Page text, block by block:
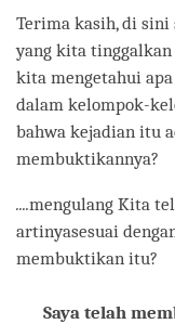
Terima kasih, di sini
yang kita tinggalkan
kita mengetahui
dalam kelompok-
bahwa kejadian itu
membuktikannya?
....mengulang Kita
artinyasesuai
membuktikan itu?
Saya telah